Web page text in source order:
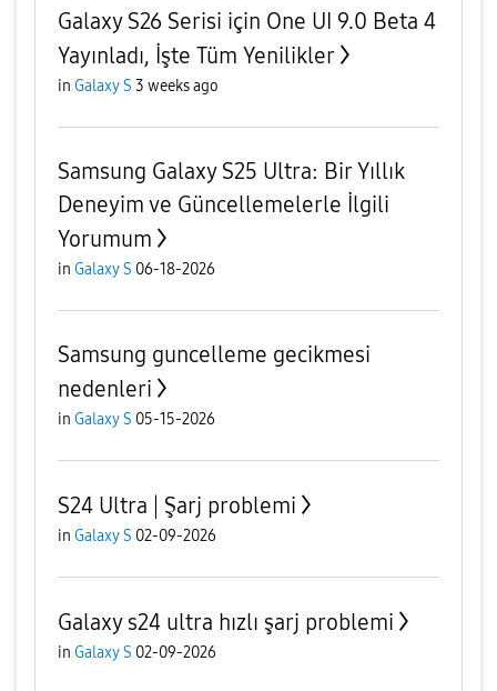
Galaxy S26 Serisi için One UI 9.0 Beta 4
Yayınladı, İşte Tüm Yenilikler
in Galaxy S 3 weeks ago
Samsung Galaxy S25 Ultra: Bir Yıllık
Deneyim ve Güncellemelerle İlgili
Yorumum
in Galaxy S 06-18-2026
Samsung guncelleme gecikmesi
nedenleri
in Galaxy S 05-15-2026
S24 Ultra | Şarj problemi
in Galaxy S 02-09-2026
Galaxy s24 ultra hızlı şarj problemi
in Galaxy S 02-09-2026